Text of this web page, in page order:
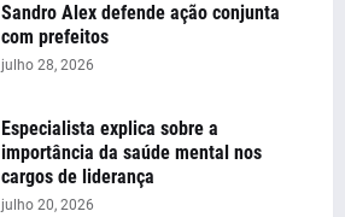
Sandro Alex defende ação conjunta
com prefeitos
julho 28, 2026
Especialista explica sobre a
importância da saúde mental nos
cargos de liderança
julho 20, 2026